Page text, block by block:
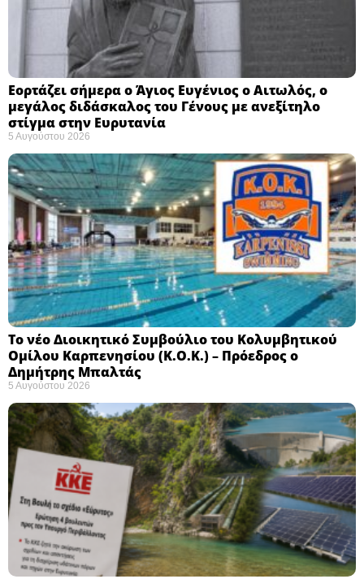
Εορτάζει σήμερα ο Άγιος Ευγένιος ο Αιτωλός, ο
μεγάλος διδάσκαλος του Γένους με ανεξίτηλο
στίγμα στην Ευρυτανία
5 Αυγούστου 2026
Το νέο Διοικητικό Συμβούλιο του Κολυμβητικού
Ομίλου Καρπενησίου (Κ.Ο.Κ.) – Πρόεδρος ο
Δημήτρης Μπαλτάς
5 Αυγούστου 2026